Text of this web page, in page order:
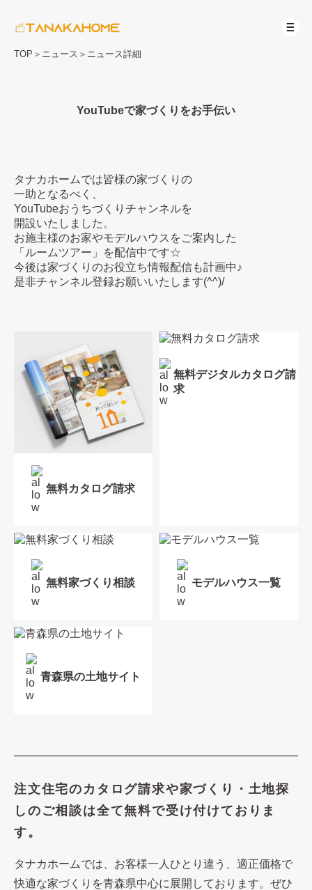
TOP ＞ ニュース ＞ ニュース詳細
無料カタログ請求
無料デジタルカタログ請
求
無料家づくり相談 モデルハウス一覧
青森県の土地サイト
YouTubeで家づくりをお手伝い
タナカホームでは皆様の家づくりの
一助となるべく、
YouTubeおうちづくりチャンネルを
開設いたしました。
お施主様のお家やモデルハウスをご案内した
「ルームツアー」を配信中です☆
今後は家づくりのお役立ち情報配信も計画中♪
是非チャンネル登録お願いいたします(^^)/
注文住宅のカタログ請求や家づくり・土地探
しのご相談は全て無料で受け付けておりま
す。
タナカホームでは、お客様一人ひとり違う、適正価格で
快適な家づくり を青森県中心に展開しております。ぜひ